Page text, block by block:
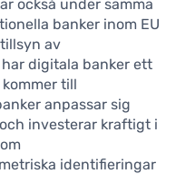
också under samma
banker inom EU
av
digitala banker ett
till
anpassar sig
investerar kraftigt i
identifieringar